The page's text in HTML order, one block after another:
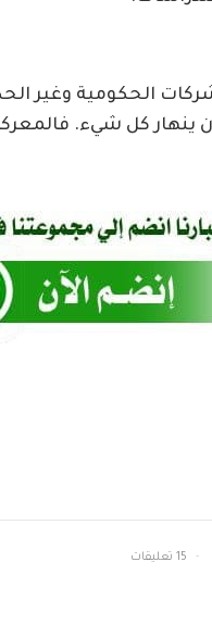
الحكومية وغير
ينهار كل شيء.
15 تعليقات